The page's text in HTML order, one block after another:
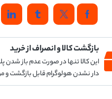
بازگشت کالا و انصراف از خرید
این کالا تنها در صورت عدم باز
دار نشدن هولوگرام قابل بازگشت و